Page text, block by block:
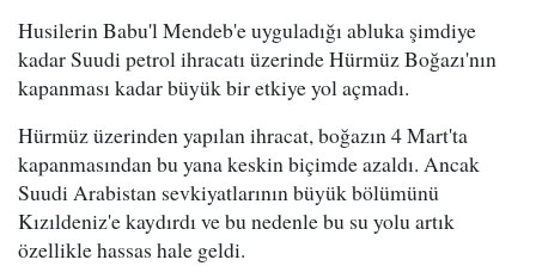
Husilerin Babu'l Mendeb'e uyguladığı abluka şimdiye
kadar Suudi petrol ihracatı üzerinde Hürmüz Boğazı'nın
kapanması kadar büyük bir etkiye yol açmadı.
Hürmüz üzerinden yapılan ihracat, boğazın 4 Mart'ta
kapanmasından bu yana keskin biçimde azaldı. Ancak
Suudi Arabistan sevkiyatlarının büyük bölümünü
Kızıldeniz'e kaydırdı ve bu nedenle bu su yolu artık
özellikle hassas hale geldi.